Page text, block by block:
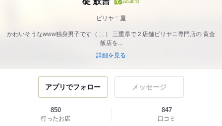
ビリヤニ屋
かわいそうなwww独身男子です（ ; ; ） 三重県で２店舗ビリヤニ専門店の 黄金
飯店を...
詳細を見る
アプリでフォロー メッセージ
850
行ったお店
847
口コミ